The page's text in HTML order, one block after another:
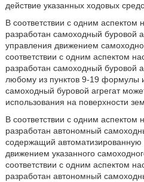
действие указанных ходовых
В соответствии с одним аспектом
разработан самоходный буровой
управления движением
соответствии с одним аспектом
разработан самоходный буровой
любому из пунктов 9-19 формулы
самоходный буровой агрегат
использования на поверхности
В соответствии с одним аспектом
разработан автономный
содержащий автоматизированную
движением указанного
соответствии с одним аспектом
разработан автономный